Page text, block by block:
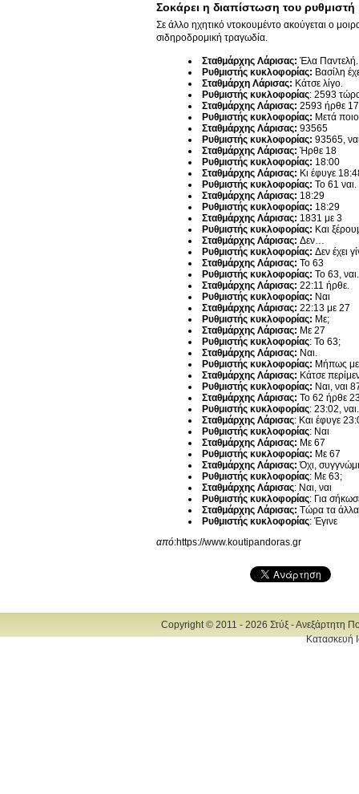
Σοκάρει η διαπίστωση του
Σε άλλο ηχητικό ντοκουμέντο ακούγεται ο
σιδηροδρομική τραγωδία.
Σταθμάρχης Λάρισας: Έλα Παντελή.
Ρυθμιστής κυκλοφορίας: Βασίλη
Σταθμάρχη Λάρισας: Κάτσε λίγο.
Ρυθμιστής κυκλοφορίας: 2593
Σταθμάρχης Λάρισας: 2593 ήρθε
Ρυθμιστής κυκλοφορίας: Μετά
Σταθμάρχης Λάρισας: 93565
Ρυθμιστής κυκλοφορίας: 93565,
Σταθμάρχης Λάρισας: Ήρθε 18
Ρυθμιστής κυκλοφορίας: 18:00
Σταθμάρχης Λάρισας: Κι έφυγε
Ρυθμιστής κυκλοφορίας: Το 61 ναι.
Σταθμάρχης Λάρισας: 18:29
Ρυθμιστής κυκλοφορίας: 18:29
Σταθμάρχης Λάρισας: 1831 με 3
Ρυθμιστής κυκλοφορίας: Και
Σταθμάρχης Λάρισας: Δεν…
Ρυθμιστής κυκλοφορίας: Δεν έχει
Σταθμάρχης Λάρισας: Το 63
Ρυθμιστής κυκλοφορίας: Το 63, ναι.
Σταθμάρχης Λάρισας: 22:11 ήρθε.
Ρυθμιστής κυκλοφορίας: Ναι
Σταθμάρχης Λάρισας: 22:13 με 27
Ρυθμιστής κυκλοφορίας: Με;
Σταθμάρχης Λάρισας: Με 27
Ρυθμιστής κυκλοφορίας: Το 63;
Σταθμάρχης Λάρισας: Ναι.
Ρυθμιστής κυκλοφορίας: Μήπως
Σταθμάρχης Λάρισας: Κάτσε
Ρυθμιστής κυκλοφορίας: Ναι, ναι
Σταθμάρχης Λάρισας: Το 62 ήρθε
Ρυθμιστής κυκλοφορίας: 23:02, ναι.
Σταθμάρχης Λάρισας: Και έφυγε
Ρυθμιστής κυκλοφορίας: Ναι
Σταθμάρχης Λάρισας: Με 67
Ρυθμιστής κυκλοφορίας: Με 67
Σταθμάρχης Λάρισας:Όχι,
Ρυθμιστής κυκλοφορίας: Με 63;
Σταθμάρχης Λάρισας: Ναι, ναι
Ρυθμιστής κυκλοφορίας: Για
Σταθμάρχης Λάρισας: Τώρα τα άλλα
Ρυθμιστής κυκλοφορίας: Έγινε
από:https://www.koutipandoras.gr
Copyright © 2011 - 2026 Στύξ - Ανεξάρτητη
Κατασκευή